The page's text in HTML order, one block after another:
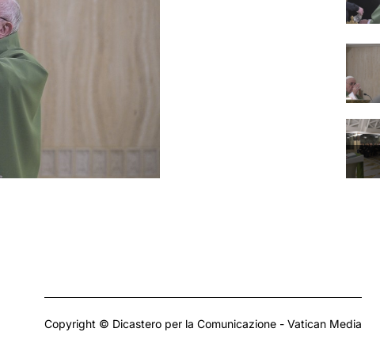
Copyright © Dicastero per la Comunicazione - Vatican Media